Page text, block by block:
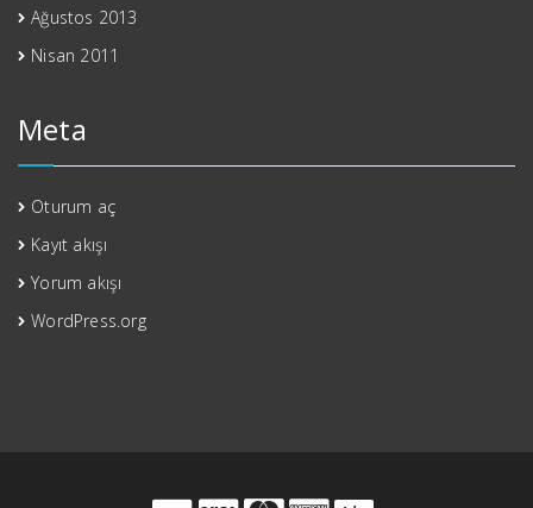
Ağustos 2013
Nisan 2011
Meta
Oturum aç
Kayıt akışı
Yorum akışı
WordPress.org